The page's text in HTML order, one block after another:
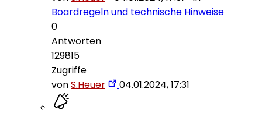
Boardregeln und technische Hinweise
0
Antworten
129815
Zugriffe
vonS.Heuer 04.01.2024, 17:31